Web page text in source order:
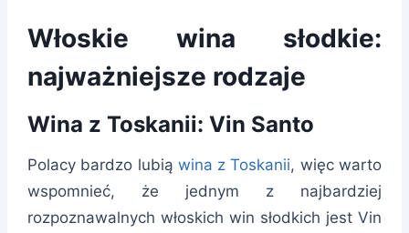
Włoskie wina słodkie:
najważniejsze rodzaje
Wina z Toskanii: Vin Santo
Polacy bardzo lubią wina z Toskanii, więc warto
wspomnieć, że jednym z najbardziej
rozpoznawalnych włoskich win słodkich jest Vin